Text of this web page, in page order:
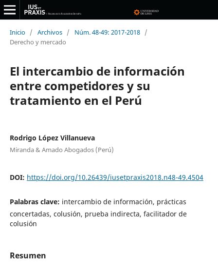
Inicio / Archivos / Núm. 48-49: 2017-2018 /
Derecho y mercado
El intercambio de información
entre competidores y su
tratamiento en el Perú
Rodrigo López Villanueva
Miranda & Amado Abogados (Perú)
DOI: https://doi.org/10.26439/iusetpraxis2018.n48-49.4504
Palabras clave: intercambio de información, prácticas
concertadas, colusión, prueba indirecta, facilitador de
colusión
Resumen